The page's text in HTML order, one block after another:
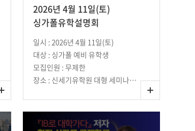
2026년 4월 11일(토)
싱가폴유학설명회
일시 : 2026년 4월 11일(토)
대상 : 싱가폴 예비 유학생
모집인원 : 무제한
장소 : 신세기유학원 대형 세미나실 (강남역 10번 출구에서 단 1분 거리)